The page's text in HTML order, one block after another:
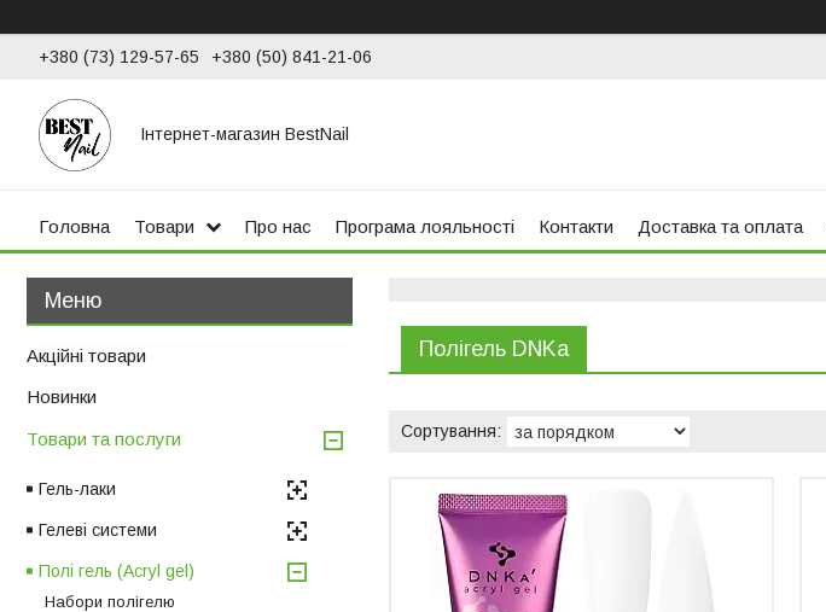
+380 (73) 129-57-65 +380 (50) 841-21-06
Інтернет-магазин BestNail
Головна Товари Про нас Програма лояльності Контакти Доставка та оплата
Полігель DNKa
Акційні товари
Новинки
Товари та послуги
Гель-лаки
Гелеві системи
Полі гель (Acryl gel)
Набори полігелю